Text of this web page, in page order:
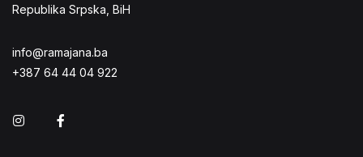
Republika Srpska, BiH
info@ramajana.ba
+387 64 44 04 922
Instagram